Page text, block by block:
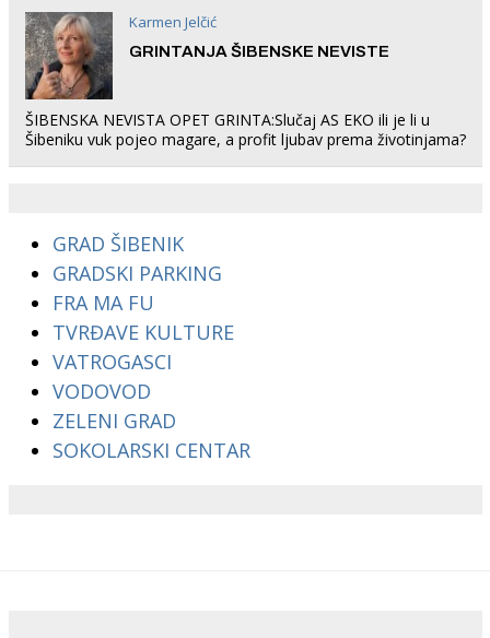
Karmen Jelčić
GRINTANJA ŠIBENSKE NEVISTE
ŠIBENSKA NEVISTA OPET GRINTA:Slučaj AS EKO ili je li u
Šibeniku vuk pojeo magare, a profit ljubav prema životinjama?
GRAD ŠIBENIK
GRADSKI PARKING
FRA MA FU
TVRĐAVE KULTURE
VATROGASCI
VODOVOD
ZELENI GRAD
SOKOLARSKI CENTAR